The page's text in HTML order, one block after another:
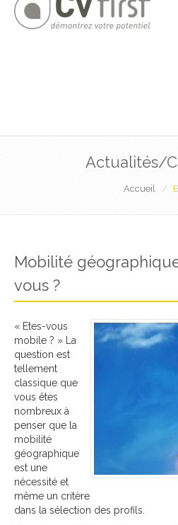
Actualités/
Accueil
Mobilité
vous ?
« Etes-vous
mobile ? » La
question est
tellement
classique que
vous êtes
nombreux à
penser que la
mobilité
géographique
est une
nécessité et
même un critère
dans la sélection des profils.